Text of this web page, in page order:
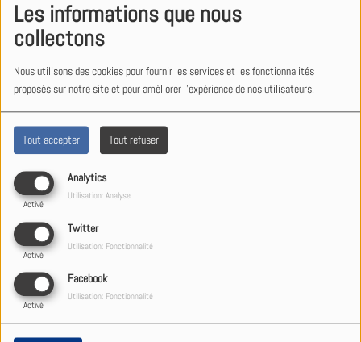
Les informations que nous
collectons
Nous utilisons des cookies pour fournir les services et les fonctionnalités
proposés sur notre site et pour améliorer l'expérience de nos utilisateurs.
Tout accepter Tout refuser
Analytics
Activé
Utilisation: Analyse
Twitter
Activé
Utilisation: Fonctionnalité
Facebook
Activé
Utilisation: Fonctionnalité
ALPHONSE